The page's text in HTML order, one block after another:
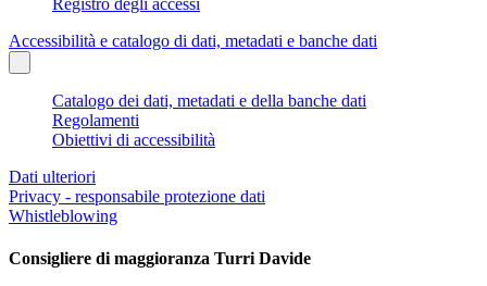
Accessibilità e catalogo di dati, metadati e banche dati
Catalogo dei dati, metadati e della banche dati
Regolamenti
Obiettivi di accessibilità
Dati ulteriori
Privacy - responsabile protezione dati
Whistleblowing
Consigliere di maggioranza Turri Davide